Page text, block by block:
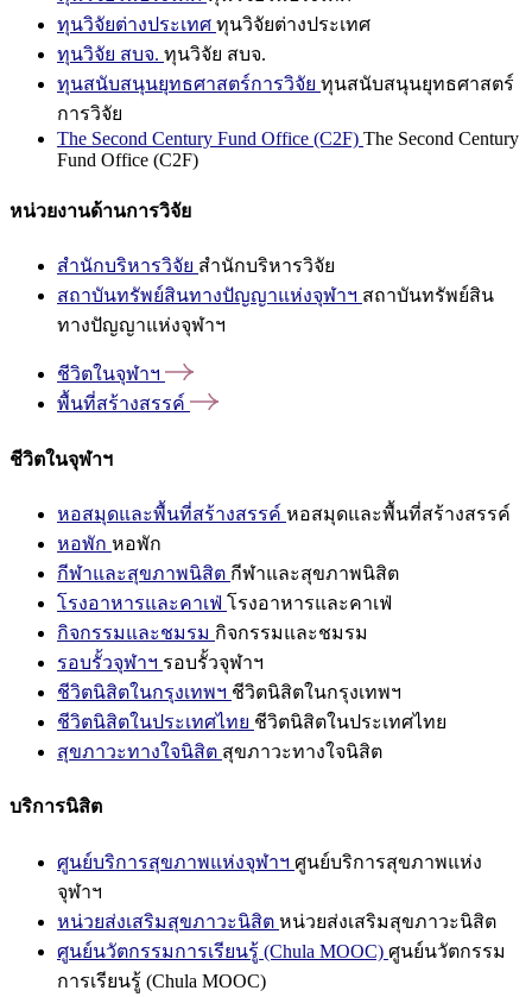
ทุนวิจัยต่างประเทศ ทุนวิจัยต่างประเทศ
ทุนวิจัย สบจ. ทุนวิจัย สบจ.
ทุนสนับสนุนยุทธศาสตร์การวิจัย ทุนสนับสนุนยุทธศาสตร์
การวิจัย
The Second Century Fund Office (C2F) The Second Century
Fund Office (C2F)
หน่วยงานด้านการวิจัย
สำนักบริหารวิจัย สำนักบริหารวิจัย
สถาบันทรัพย์สินทางปัญญาแห่งจุฬาฯ สถาบันทรัพย์สิน
ทางปัญญาแห่งจุฬาฯ
ชีวิตในจุฬาฯ
พื้นที่สร้างสรรค์
ชีวิตในจุฬาฯ
หอสมุดและพื้นที่สร้างสรรค์ หอสมุดและพื้นที่สร้างสรรค์
หอพัก หอพัก
กีฬาและสุขภาพนิสิต กีฬาและสุขภาพนิสิต
โรงอาหารและคาเฟ่ โรงอาหารและคาเฟ่
กิจกรรมและชมรม กิจกรรมและชมรม
รอบรั้วจุฬาฯ รอบรั้วจุฬาฯ
ชีวิตนิสิตในกรุงเทพฯ ชีวิตนิสิตในกรุงเทพฯ
ชีวิตนิสิตในประเทศไทย ชีวิตนิสิตในประเทศไทย
สุขภาวะทางใจนิสิต สุขภาวะทางใจนิสิต
บริการนิสิต
ศูนย์บริการสุขภาพแห่งจุฬาฯ ศูนย์บริการสุขภาพแห่ง
จุฬาฯ
หน่วยส่งเสริมสุขภาวะนิสิต หน่วยส่งเสริมสุขภาวะนิสิต
ศูนย์นวัตกรรมการเรียนรู้ (Chula MOOC) ศูนย์นวัตกรรม
การเรียนรู้ (Chula MOOC)